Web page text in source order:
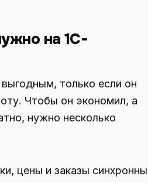
на 1С-
только если он
Чтобы он экономил, а
нужно несколько
цены и заказы синхронны